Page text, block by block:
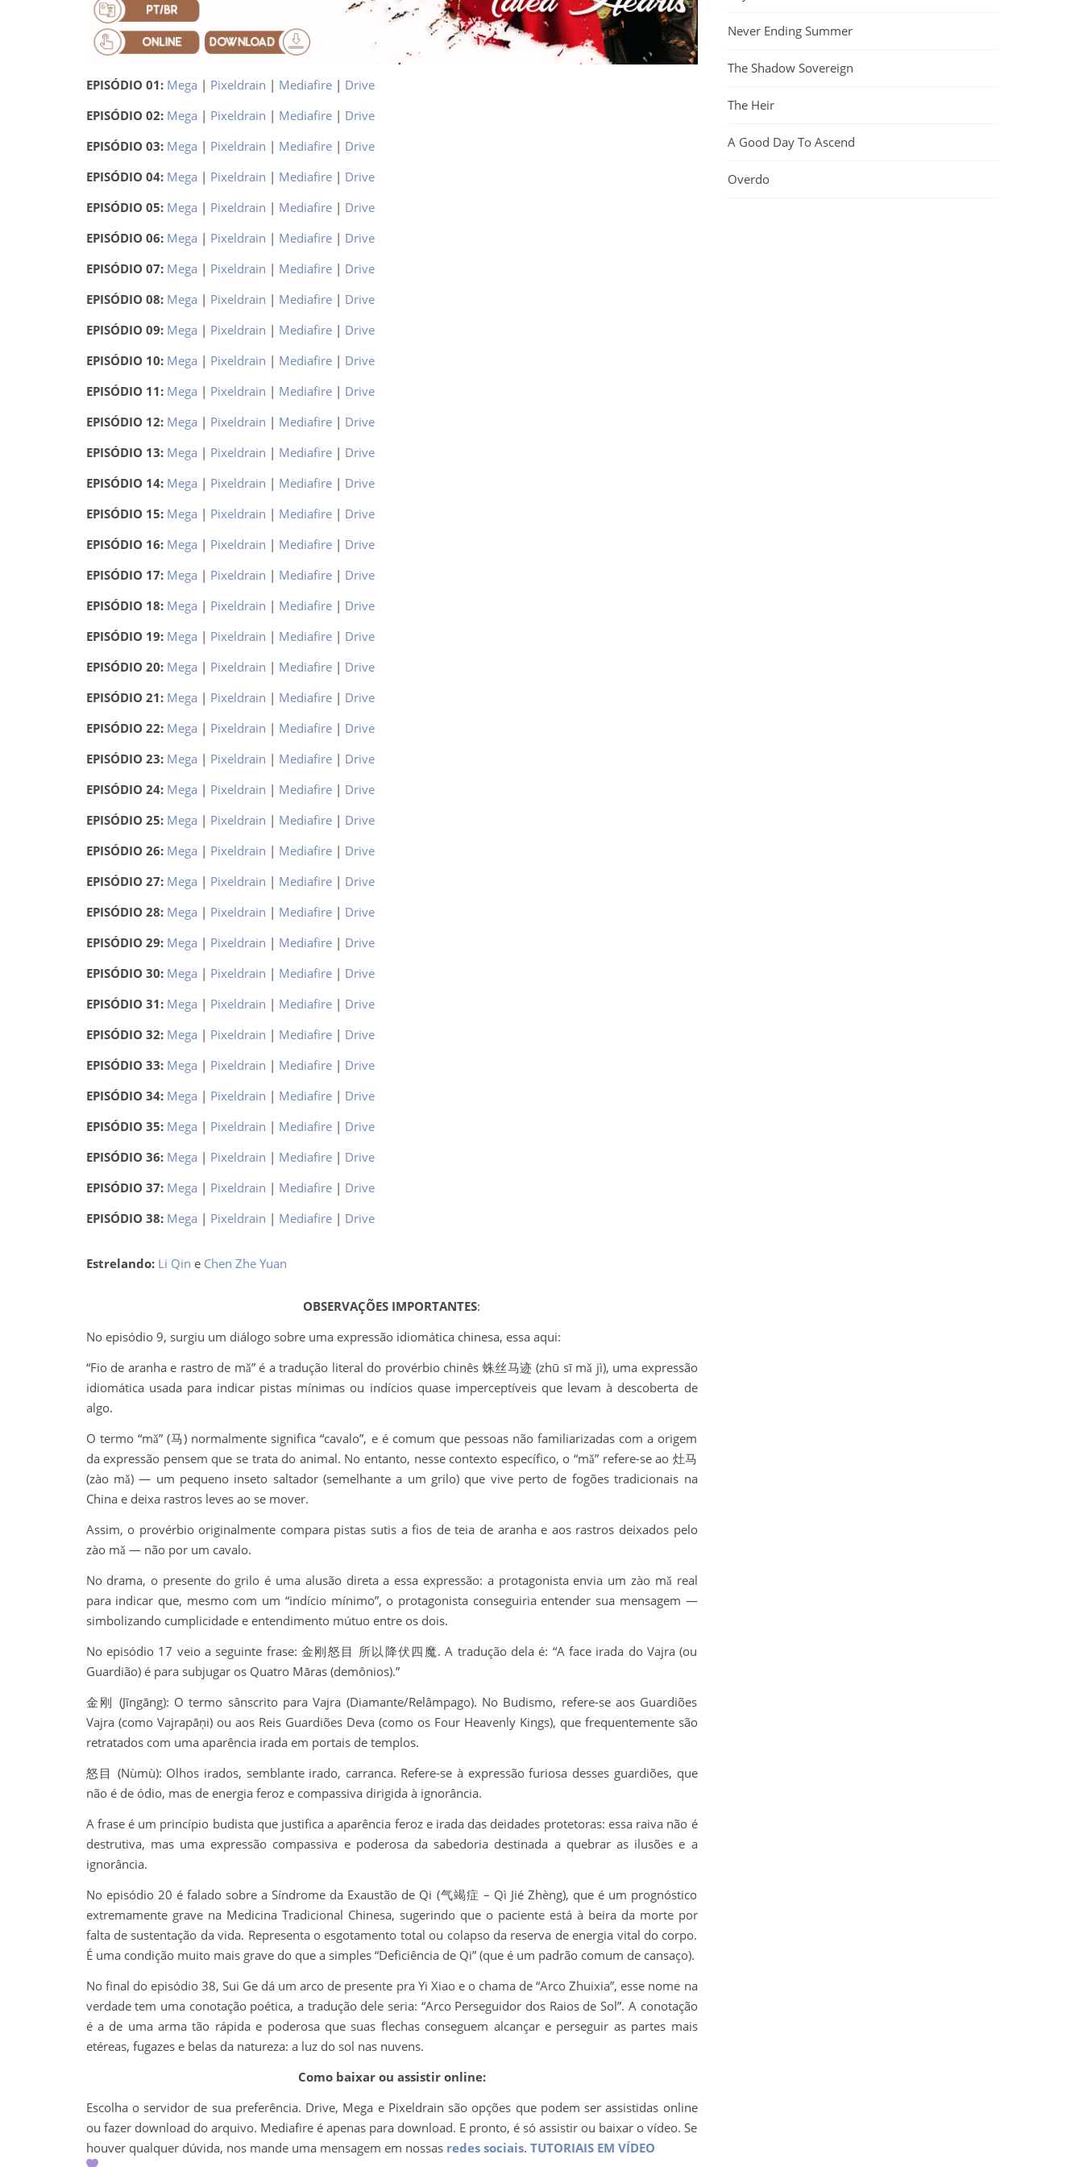
EPISÓDIO 01: Mega | Pixeldrain | Mediafire| Drive
EPISÓDIO 02: Mega | Pixeldrain | Mediafire| Drive
EPISÓDIO 03: Mega | Pixeldrain | Mediafire| Drive
EPISÓDIO 04: Mega | Pixeldrain | Mediafire| Drive
EPISÓDIO 05: Mega | Pixeldrain | Mediafire| Drive
EPISÓDIO 06: Mega | Pixeldrain | Mediafire| Drive
EPISÓDIO 07: Mega | Pixeldrain | Mediafire| Drive
EPISÓDIO 08: Mega | Pixeldrain | Mediafire| Drive
EPISÓDIO 09: Mega | Pixeldrain | Mediafire| Drive
EPISÓDIO 10: Mega | Pixeldrain | Mediafire| Drive
EPISÓDIO 11: Mega | Pixeldrain | Mediafire| Drive
EPISÓDIO 12: Mega | Pixeldrain | Mediafire| Drive
EPISÓDIO 13: Mega | Pixeldrain | Mediafire| Drive
EPISÓDIO 14: Mega | Pixeldrain | Mediafire| Drive
EPISÓDIO 15: Mega | Pixeldrain | Mediafire| Drive
EPISÓDIO 16: Mega | Pixeldrain | Mediafire| Drive
EPISÓDIO 17: Mega | Pixeldrain | Mediafire| Drive
EPISÓDIO 18: Mega | Pixeldrain | Mediafire| Drive
EPISÓDIO 19: Mega | Pixeldrain | Mediafire| Drive
EPISÓDIO 20: Mega | Pixeldrain | Mediafire| Drive
EPISÓDIO 21: Mega | Pixeldrain | Mediafire| Drive
EPISÓDIO 22: Mega | Pixeldrain | Mediafire| Drive
EPISÓDIO 23: Mega | Pixeldrain | Mediafire| Drive
EPISÓDIO 24: Mega | Pixeldrain | Mediafire| Drive
EPISÓDIO 25: Mega | Pixeldrain | Mediafire| Drive
EPISÓDIO 26: Mega | Pixeldrain | Mediafire| Drive
EPISÓDIO 27: Mega | Pixeldrain | Mediafire| Drive
EPISÓDIO 28: Mega | Pixeldrain | Mediafire| Drive
EPISÓDIO 29: Mega | Pixeldrain | Mediafire| Drive
EPISÓDIO 30: Mega | Pixeldrain | Mediafire| Drive
EPISÓDIO 31: Mega | Pixeldrain | Mediafire| Drive
EPISÓDIO 32: Mega | Pixeldrain | Mediafire| Drive
EPISÓDIO 33: Mega | Pixeldrain | Mediafire| Drive
EPISÓDIO 34: Mega | Pixeldrain | Mediafire| Drive
EPISÓDIO 35: Mega | Pixeldrain | Mediafire| Drive
EPISÓDIO 36: Mega | Pixeldrain | Mediafire| Drive
EPISÓDIO 37: Mega | Pixeldrain | Mediafire| Drive
EPISÓDIO 38: Mega | Pixeldrain | Mediafire| Drive
Estrelando: Li Qin e Chen Zhe Yuan
OBSERVAÇÕES IMPORTANTES:
No episódio 9, surgiu um diálogo sobre uma expressão idiomática chinesa, essa aqui:
“Fio de aranha e rastro de mǎ” é a tradução literal do provérbio chinês 蛛丝马迹 (zhū sī mǎ jì), uma expressão
idiomática usada para indicar pistas mínimas ou indícios quase imperceptíveis que levam à descoberta de
algo.
O termo “mǎ” (马) normalmente significa “cavalo”, e é comum que pessoas não familiarizadas com a origem
da expressão pensem que se trata do animal. No entanto, nesse contexto específico, o “mǎ” refere-se ao 灶马
(zào mǎ) — um pequeno inseto saltador (semelhante a um grilo) que vive perto de fogões tradicionais na
China e deixa rastros leves ao se mover.
Assim, o provérbio originalmente compara pistas sutis a fios de teia de aranha e aos rastros deixados pelo
zào mǎ — não por um cavalo.
No drama, o presente do grilo é uma alusão direta a essa expressão: a protagonista envia um zào mǎ real
para indicar que, mesmo com um “indício mínimo”, o protagonista conseguiria entender sua mensagem —
simbolizando cumplicidade e entendimento mútuo entre os dois.
No episódio 17 veio a seguinte frase: 金刚怒目 所以降伏四魔. A tradução dela é: “A face irada do Vajra (ou
Guardião) é para subjugar os Quatro Māras (demônios).”
金刚 (Jīngāng): O termo sânscrito para Vajra (Diamante/Relâmpago). No Budismo, refere-se aos Guardiões
Vajra (como Vajrapāṇi) ou aos Reis Guardiões Deva (como os Four Heavenly Kings), que frequentemente são
retratados com uma aparência irada em portais de templos.
怒目 (Nùmù): Olhos irados, semblante irado, carranca. Refere-se à expressão furiosa desses guardiões, que
não é de ódio, mas de energia feroz e compassiva dirigida à ignorância.
A frase é um princípio budista que justifica a aparência feroz e irada das deidades protetoras: essa raiva não é
destrutiva, mas uma expressão compassiva e poderosa da sabedoria destinada a quebrar as ilusões e a
ignorância.
No episódio 20 é falado sobre a Síndrome da Exaustão de Qi (气竭症 – Qì Jié Zhèng), que é um prognóstico
extremamente grave na Medicina Tradicional Chinesa, sugerindo que o paciente está à beira da morte por
falta de sustentação da vida. Representa o esgotamento total ou colapso da reserva de energia vital do corpo.
É uma condição muito mais grave do que a simples “Deficiência de Qi” (que é um padrão comum de cansaço).
No final do episódio 38, Sui Ge dá um arco de presente pra Yi Xiao e o chama de “Arco Zhuixia”, esse nome na
verdade tem uma conotação poética, a tradução dele seria: “Arco Perseguidor dos Raios de Sol”. A conotação
é a de uma arma tão rápida e poderosa que suas flechas conseguem alcançar e perseguir as partes mais
etéreas, fugazes e belas da natureza: a luz do sol nas nuvens.
Como baixar ou assistir online:
Escolha o servidor de sua preferência. Drive, Mega e Pixeldrain são opções que podem ser assistidas online
ou fazer download do arquivo. Mediafire é apenas para download. E pronto, é só assistir ou baixar o vídeo. Se
houver qualquer dúvida, nos mande uma mensagem em nossas redes sociais. TUTORIAIS EM VÍDEO
Never Ending Summer
The Shadow Sovereign
The Heir
A Good Day To Ascend
Overdo